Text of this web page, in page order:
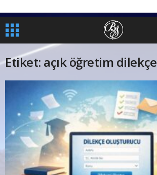
Etiket: açık öğretim dilekçe